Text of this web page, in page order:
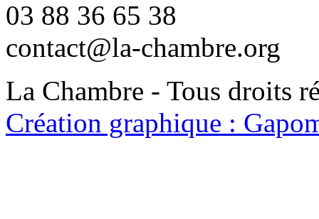
03 88 36 65 38
contact@la-chambre.org
La Chambre - Tous droits
Création graphique :